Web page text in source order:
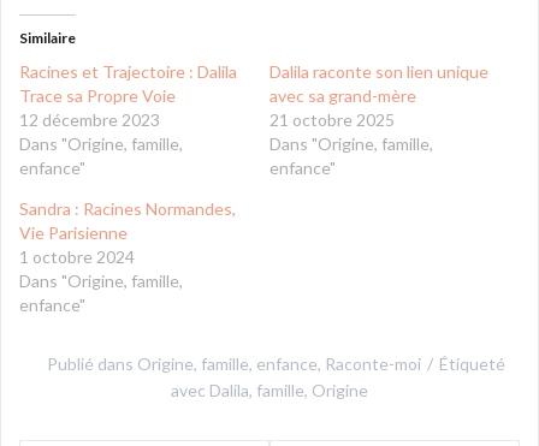
Similaire
Racines et Trajectoire : Dalila
Trace sa Propre Voie
12 décembre 2023
Dans "Origine, famille,
enfance"
Dalila raconte son lien unique
avec sa grand-mère
21 octobre 2025
Dans "Origine, famille,
enfance"
Sandra : Racines Normandes,
Vie Parisienne
1 octobre 2024
Dans "Origine, famille,
enfance"
Publié dans Origine, famille, enfance, Raconte-moi
Étiqueté
avec Dalila, famille, Origine